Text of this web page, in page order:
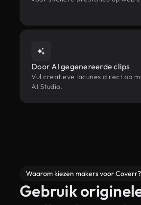
Door AI gegenereerde clips
Vul creatieve lacunes direct op
AI Studio.
Waarom kiezen makers voor Coverr?
Gebruik